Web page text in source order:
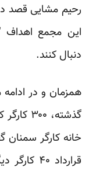
رحیم مشایی قصد
این مجمع اهداف
دنبال کنند.
همزمان و در
گذشته،
خانه کارگر سمنان
قرارداد